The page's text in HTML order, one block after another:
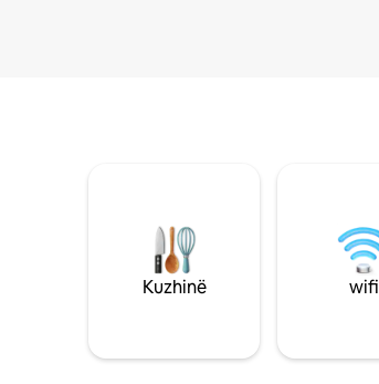
Kuzhinë wifi